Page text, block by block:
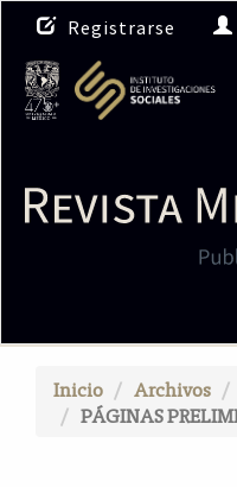
N
a
v
e
g
i
ó
n
c
Registrarse
Inicio Archivos
PÁGINAS